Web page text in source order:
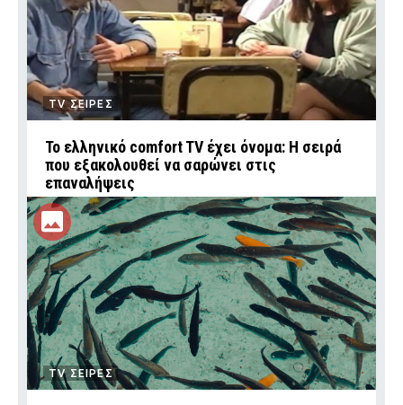
TV ΣΕΙΡΕΣ
Το ελληνικό comfort TV έχει όνομα: Η σειρά
που εξακολουθεί να σαρώνει στις
επαναλήψεις
TV ΣΕΙΡΕΣ